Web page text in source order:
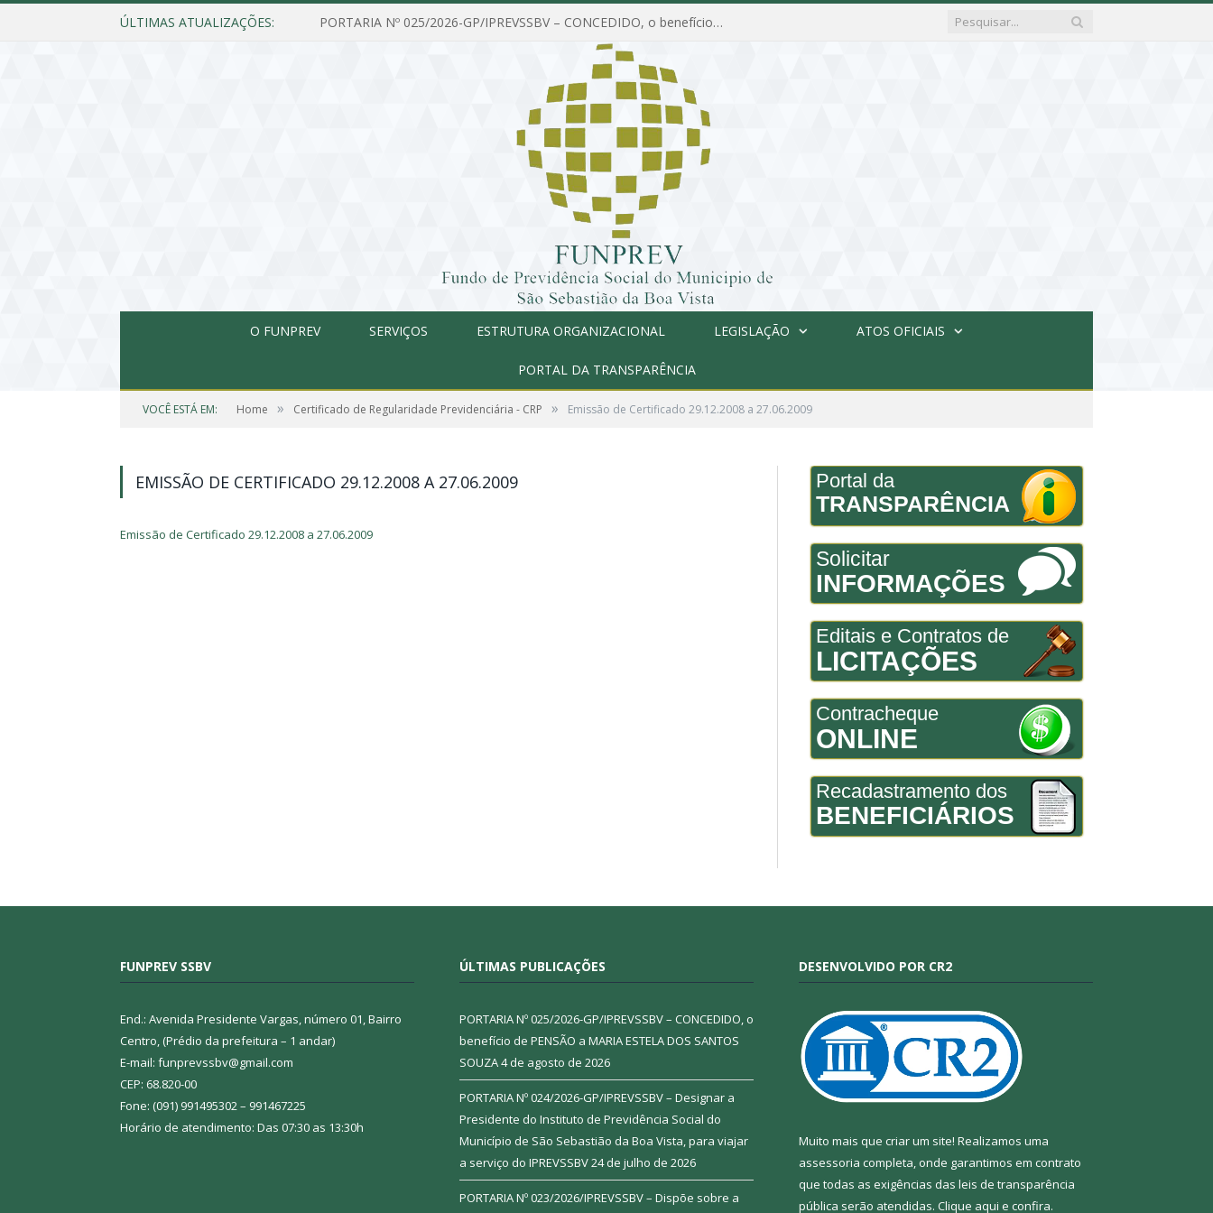
ÚLTIMAS ATUALIZAÇÕES: PORTARIA Nº 025/2026-GP/IPREVSSBV – CONCEDIDO, o benefício de PENSÃO a MARIA ESTELA DOS SANTOS SOUZA
O FUNPREV SERVIÇOS ESTRUTURA ORGANIZACIONAL LEGISLAÇÃO ATOS OFICIAIS
PORTAL DA TRANSPARÊNCIA
VOCÊ ESTÁ EM: Home » Certificado de Regularidade Previdenciária - CRP » Emissão de Certificado 29.12.2008 a 27.06.2009
EMISSÃO DE CERTIFICADO 29.12.2008 A 27.06.2009
Emissão de Certificado 29.12.2008 a 27.06.2009
Portal da
TRANSPARÊNCIA
Solicitar
INFORMAÇÕES
Editais e Contratos de
LICITAÇÕES
Contracheque
ONLINE
Recadastramento dos
BENEFICIÁRIOS
FUNPREV SSBV
End.: Avenida Presidente Vargas, número 01, Bairro
Centro, (Prédio da prefeitura – 1 andar)
E-mail: funprevssbv@gmail.com
CEP: 68.820-00
Fone: (091) 991495302 – 991467225
Horário de atendimento: Das 07:30 as 13:30h
ÚLTIMAS PUBLICAÇÕES
PORTARIA Nº 025/2026-GP/IPREVSSBV – CONCEDIDO, o
benefício de PENSÃO a MARIA ESTELA DOS SANTOS
SOUZA4 de agosto de 2026
PORTARIA Nº 024/2026-GP/IPREVSSBV – Designar a
Presidente do Instituto de Previdência Social do
Município de São Sebastião da Boa Vista, para viajar
a serviço do IPREVSSBV24 de julho de 2026
PORTARIA Nº 023/2026/IPREVSSBV – Dispõe sobre a
DESENVOLVIDO POR CR2
Muito mais que criar um site! Realizamos uma
assessoria completa, onde garantimos em contrato
que todas as exigências das leis de transparência
pública serão atendidas. Clique aqui e confira.